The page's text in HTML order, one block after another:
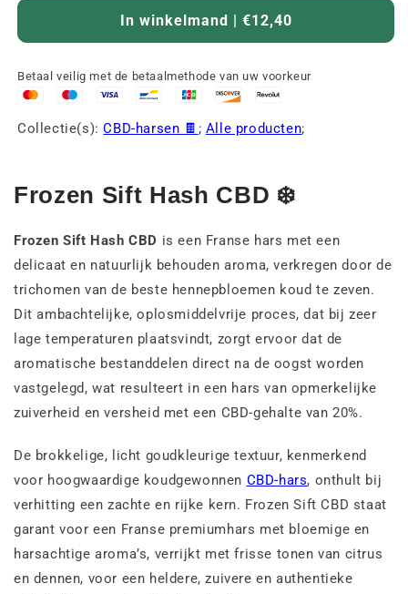
In winkelmand | €12,40
Betaal veilig met de betaalmethode van uw voorkeur
Collectie(s):CBD-harsen 🍫 ; Alle producten;
Frozen Sift Hash CBD ❄️
Frozen Sift Hash CBD is een Franse hars met een
delicaat en natuurlijk behouden aroma, verkregen door de
trichomen van de beste hennepbloemen koud te zeven.
Dit ambachtelijke, oplosmiddelvrije proces, dat bij zeer
lage temperaturen plaatsvindt, zorgt ervoor dat de
aromatische bestanddelen direct na de oogst worden
vastgelegd, wat resulteert in een hars van opmerkelijke
zuiverheid en versheid met een CBD-gehalte van 20%.
De brokkelige, licht goudkleurige textuur, kenmerkend
voor hoogwaardige koudgewonnen CBD-hars, onthult bij
verhitting een zachte en rijke kern. Frozen Sift CBD staat
garant voor een Franse premiumhars met bloemige en
harsachtige aroma’s, verrijkt met frisse tonen van citrus
en dennen, voor een heldere, zuivere en authentieke